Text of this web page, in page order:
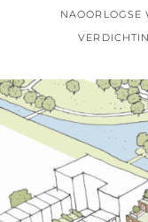
NAOORLOGSE